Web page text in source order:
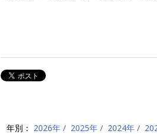
年別： 2026年 2025年 2024年